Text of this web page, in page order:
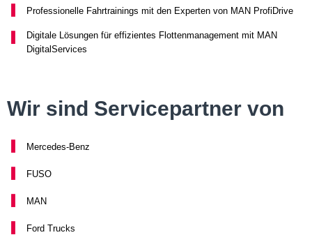
Professionelle Fahrtrainings mit den Experten von MAN ProfiDrive
Digitale Lösungen für effizientes Flottenmanagement mit MAN
DigitalServices
Wir sind Servicepartner von
Mercedes-Benz
FUSO
MAN
Ford Trucks